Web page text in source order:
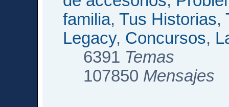
familia,Tus Historias,
Legacy, Concursos,
6391 Temas
107850 Mensajes